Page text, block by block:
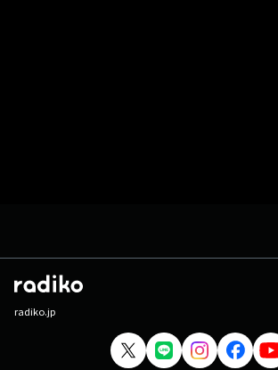
radiko.jp